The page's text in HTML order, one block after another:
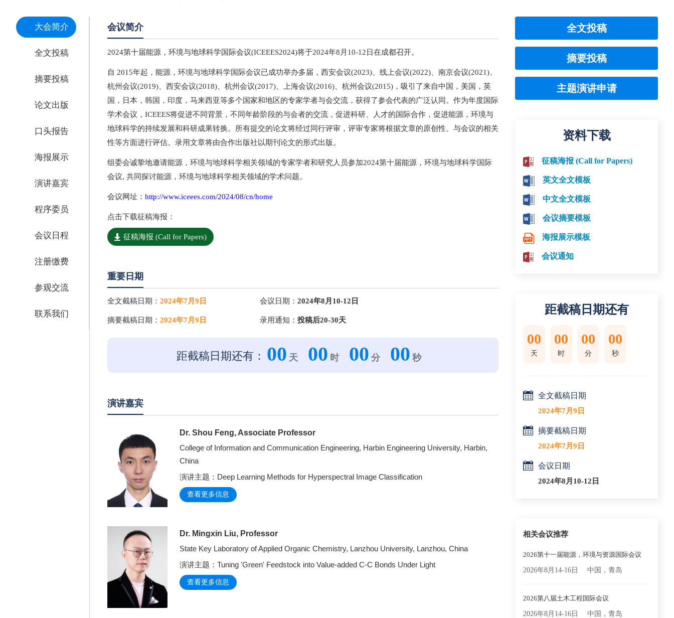
大会简介
全文投稿
摘要投稿
论文出版
口头报告
海报展示
演讲嘉宾
程序委员
会议日程
注册缴费
参观交流
联系我们
会议简介
2024第十届能源，环境与地球科学国际会议(ICEEES2024)将于2024年8月10-12日在成都召开。
自 2015年起，能源，环境与地球科学国际会议已成功举办多届，西安会议(2023)、线上会议(2022)、南京会议(2021)、
杭州会议(2019)、西安会议(2018)、杭州会议(2017)、上海会议(2016)、杭州会议(2015)，吸引了来自中国，美国，英
国，日本，韩国，印度，马来西亚等多个国家和地区的专家学者与会交流，获得了参会代表的广泛认同。作为年度国际
学术会议，ICEEES将促进不同背景，不同年龄阶段的与会者的交流，促进科研、人才的国际合作，促进能源，环境与
地球科学的持续发展和科研成果转换。所有提交的论文将经过同行评审，评审专家将根据文章的原创性、与会议的相关
性等方面进行评估。录用文章将由合作出版社以期刊论文的形式出版。
组委会诚挚地邀请能源，环境与地球科学相关领域的专家学者和研究人员参加2024第十届能源，环境与地球科学国际
会议, 共同探讨能源，环境与地球科学相关领域的学术问题。
会议网址： http://www.iceees.com/2024/08/cn/home
点击下载征稿海报：
征稿海报 (Call for Papers)
重要日期
全文截稿日期： 2024年7月9日 会议日期： 2024年8月10-12日
摘要截稿日期： 2024年7月9日 录用通知： 投稿后20-30天
距截稿日期还有： 00 天 00 时 00 分 00 秒
演讲嘉宾
Dr. Shou Feng, Associate Professor
College of Information and Communication Engineering, Harbin Engineering University, Harbin,
China
演讲主题：Deep Learning Methods for Hyperspectral Image Classification
查看更多信息
Dr. Mingxin Liu, Professor
State Key Laboratory of Applied Organic Chemistry, Lanzhou University, Lanzhou, China
演讲主题：Tuning 'Green' Feedstock into Value-added C-C Bonds Under Light
查看更多信息
全文投稿
摘要投稿
主题演讲申请
资料下载
征稿海报 (Call for Papers)
英文全文模板
中文全文模板
会议摘要模板
海报展示模板
会议通知
距截稿日期还有
00
天
00
时
00
分
00
秒
全文截稿日期
2024年7月9日
摘要截稿日期
2024年7月9日
会议日期
2024年8月10-12日
相关会议推荐
2026第十一届能源，环境与资源国际会议
2026年8月14-16日 中国，青岛
2026第八届土木工程国际会议
2026年8月14-16日 中国，青岛